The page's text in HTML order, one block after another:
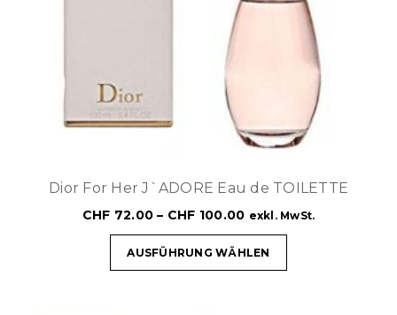
Dior For Her J`ADORE Eau de TOILETTE
CHF 72.00 – CHF 100.00 exkl. MwSt.
AUSFÜHRUNG WÄHLEN